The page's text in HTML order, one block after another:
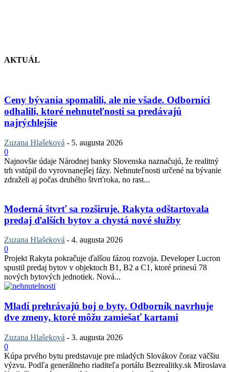
AKTUÁL
Ceny bývania spomalili, ale nie všade. Odborníci
odhalili, ktoré nehnuteľnosti sa predávajú
najrýchlejšie
Zuzana Hlašeková - 5. augusta 2026
0
Najnovšie údaje Národnej banky Slovenska naznačujú, že realitný
trh vstúpil do vyrovnanejšej fázy. Nehnuteľnosti určené na bývanie
zdraželi aj počas druhého štvrťroka, no rast...
Moderná štvrť sa rozširuje. Rakyta odštartovala
predaj ďalších bytov a chystá nové služby
Zuzana Hlašeková - 4. augusta 2026
0
Projekt Rakyta pokračuje ďalšou fázou rozvoja. Developer Lucron
spustil predaj bytov v objektoch B1, B2 a C1, ktoré prinesú 78
nových bytových jednotiek. Nová...
Mladí prehrávajú boj o byty. Odborník navrhuje
dve zmeny, ktoré môžu zamiešať kartami
Zuzana Hlašeková - 3. augusta 2026
0
Kúpa prvého bytu predstavuje pre mladých Slovákov čoraz väčšiu
výzvu. Podľa generálneho riaditeľa portálu Bezrealitky.sk Miroslava